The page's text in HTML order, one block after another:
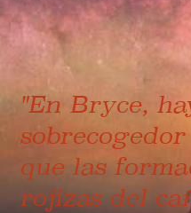
"En Bryce,
que las
rojizas del